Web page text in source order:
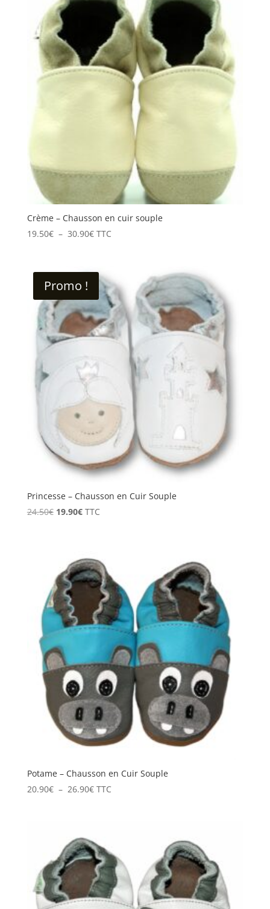
28.50€
Crème – Chausson en cuir souple
19.50€ – 30.90€Plage
19.50€
30.90€
TTC
Promo !
Princesse – Chausson en Cuir Souple
24.50€ Le
24.50€.
19.90€Le
19.90€.
TTC
Potame – Chausson en Cuir Souple
20.90€ – 26.90€Plage
à
26.90€
TTC